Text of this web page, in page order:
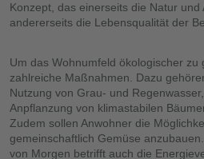
Konzept, das einerseits die Natur und
andererseits die Lebensqualität der
Um das Wohnumfeld ökologischer zu
zahlreiche Maßnahmen. Dazu
Nutzung von Grau- und
Anpflanzung von klimastabilen
Zudem sollen Anwohner die
gemeinschaftlich Gemüse
von Morgen betrifft auch die